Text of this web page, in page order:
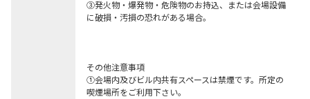
③発火物・爆発物・危険物のお持込、または会場設備
に破損・汚損の恐れがある場合。
その他注意事項
①会場内及びビル内共有スペースは禁煙です。所定の
喫煙場所をご利用下さい。